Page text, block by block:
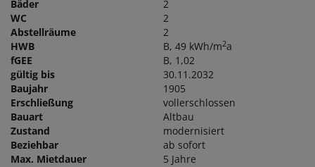
Bäder
2
WC
2
Abstellräume
2
HWB
B, 49 kWh/m2a
fGEE
B, 1,02
gültig bis
30.11.2032
Baujahr
1905
Erschließung
vollerschlossen
Bauart
Altbau
Zustand
modernisiert
Beziehbar
ab sofort
Max. Mietdauer
5 Jahre